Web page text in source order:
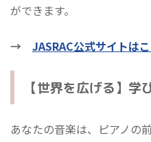
ができます。
→ JASRAC公式サイトは
【世界を広げる】学
あなたの音楽は、ピアノの